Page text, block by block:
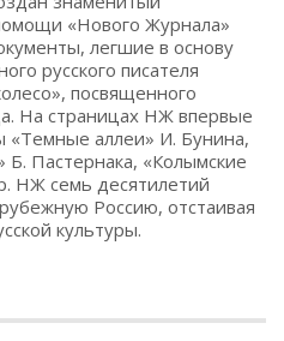
«Нового Журнала»
легшие в основу
русского писателя
посвященного
На страницах НЖ впервые
«Темные аллеи» И. Бунина,
Б. Пастернака, «Колымские
НЖ семь десятилетий
Россию, отстаивая
культуры.